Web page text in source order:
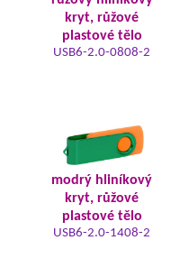
kryt, růžové
plastové tělo
USB6-2.0-0808-2
modrý hliníkový
kryt, růžové
plastové tělo
USB6-2.0-1408-2